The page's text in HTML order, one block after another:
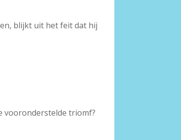
blijkt uit het feit dat hij
vooronderstelde triomf?